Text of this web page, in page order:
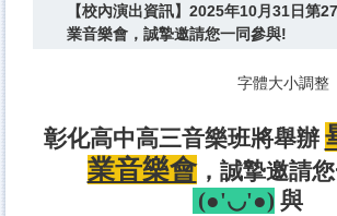
【校內演出資訊】2025年10月31日第
業音樂會，誠摯邀請您一同參與!
字體大小調整
業音樂會，誠摯邀請
與
(●'◡'●)